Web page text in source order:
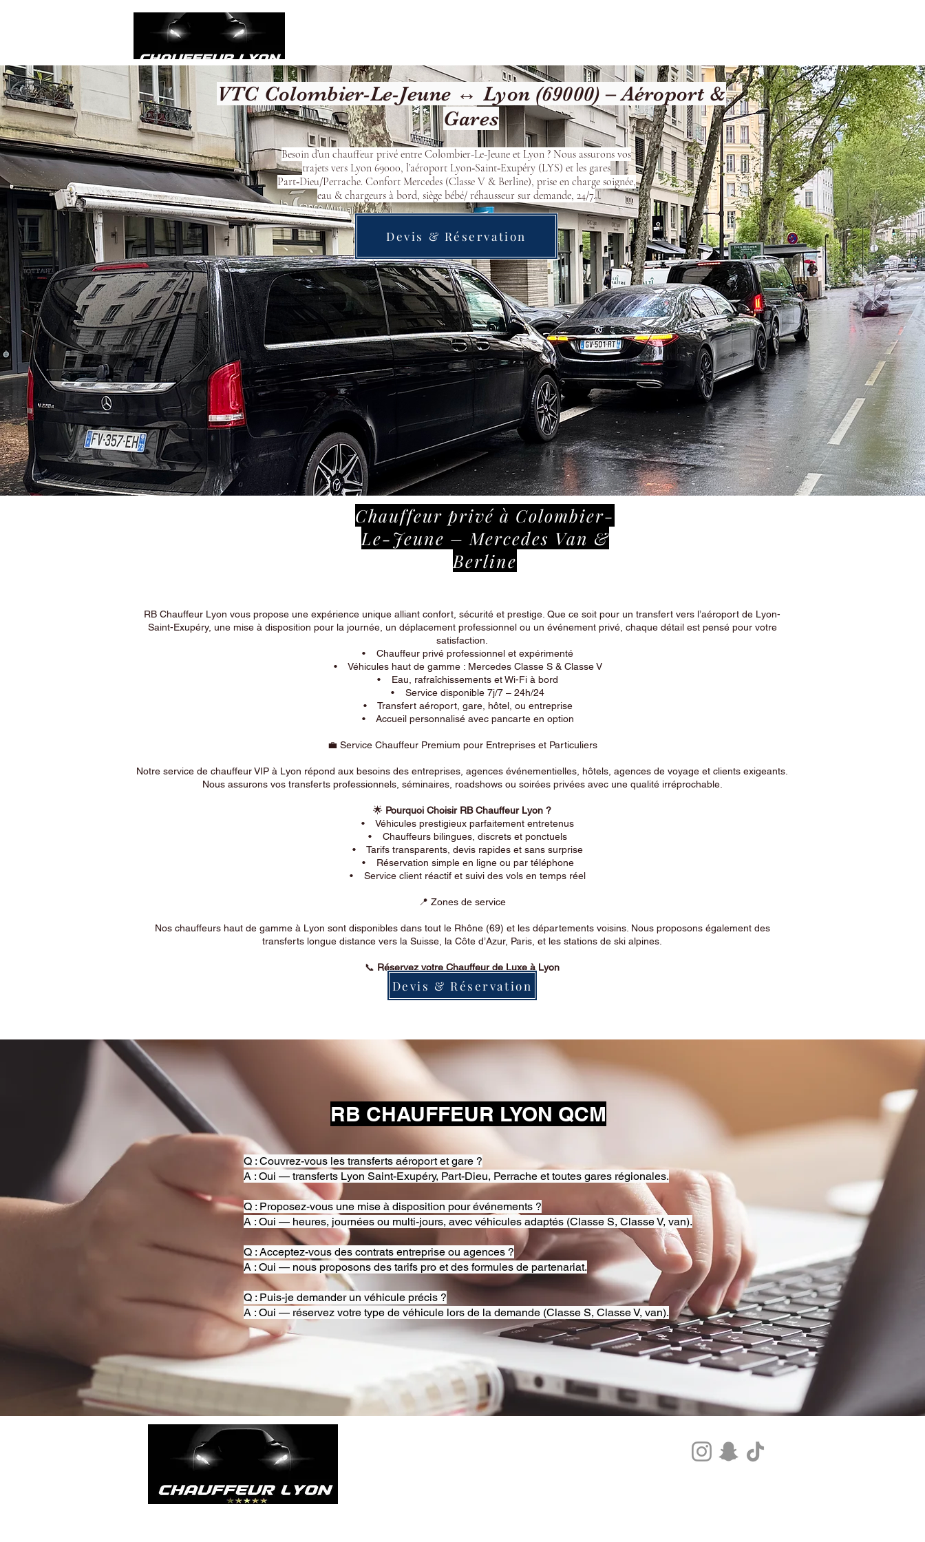
VTC Colombier-Le-Jeune ↔ Lyon (69000) – Aéroport &
Gares
Besoin d’un chauffeur privé entre Colombier-Le-Jeune et Lyon ? Nous assurons vos
trajets vers Lyon 69000, l’aéroport Lyon‑Saint‑Exupéry (LYS) et les gares
Part‑Dieu/Perrache. Confort Mercedes (Classe V & Berline), prise en charge soignée,
eau & chargeurs à bord, siège bébé/ réhausseur sur demande, 24/7.
Devis & Réservation
Chauffeur privé à Colombier-
Le-Jeune – Mercedes Van &
Berline
RB Chauffeur Lyon vous propose une expérience unique alliant confort, sécurité et prestige. Que ce soit pour un transfert vers l’aéroport de Lyon-
Saint-Exupéry, une mise à disposition pour la journée, un déplacement professionnel ou un événement privé, chaque détail est pensé pour votre
satisfaction.
• Chauffeur privé professionnel et expérimenté
• Véhicules haut de gamme : Mercedes Classe S & Classe V
• Eau, rafraîchissements et Wi-Fi à bord
• Service disponible 7j/7 – 24h/24
• Transfert aéroport, gare, hôtel, ou entreprise
• Accueil personnalisé avec pancarte en option
💼 Service Chauffeur Premium pour Entreprises et Particuliers
Notre service de chauffeur VIP à Lyon répond aux besoins des entreprises, agences événementielles, hôtels, agences de voyage et clients exigeants.
Nous assurons vos transferts professionnels, séminaires, roadshows ou soirées privées avec une qualité irréprochable.
🌟 Pourquoi Choisir RB Chauffeur Lyon ?
• Véhicules prestigieux parfaitement entretenus
• Chauffeurs bilingues, discrets et ponctuels
• Tarifs transparents, devis rapides et sans surprise
• Réservation simple en ligne ou par téléphone
• Service client réactif et suivi des vols en temps réel
📍 Zones de service
Nos chauffeurs haut de gamme à Lyon sont disponibles dans tout le Rhône (69) et les départements voisins. Nous proposons également des
transferts longue distance vers la Suisse, la Côte d’Azur, Paris, et les stations de ski alpines.
📞 Réservez votre Chauffeur de Luxe à Lyon
Devis & Réservation
RB CHAUFFEUR LYON QCM
Q : Couvrez-vous les transferts aéroport et gare ?
A : Oui — transferts Lyon Saint-Exupéry, Part-Dieu, Perrache et toutes gares régionales.
Q : Proposez-vous une mise à disposition pour événements ?
A : Oui — heures, journées ou multi-jours, avec véhicules adaptés (Classe S, Classe V, van).
Q : Acceptez-vous des contrats entreprise ou agences ?
A : Oui — nous proposons des tarifs pro et des formules de partenariat.
Q : Puis-je demander un véhicule précis ?
A : Oui — réservez votre type de véhicule lors de la demande (Classe S, Classe V, van).